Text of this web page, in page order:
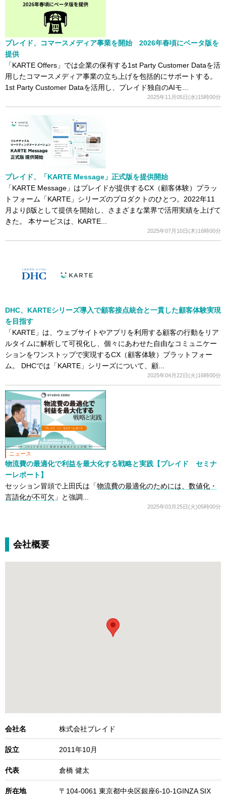
プレイド、コマースメディア事業を開始 2026年春頃にベータ版を
提供
「KARTE Offers」では企業の保有する1st Party Customer Dataを活
用したコマースメディア事業の立ち上げを包括的にサポートする。
1st Party Customer Dataを活用し、プレイド独自のAIモ...
2025年11月05日(水)15時00分
プレイド、「KARTE Message」正式版を提供開始
「KARTE Message」はプレイドが提供するCX（顧客体験）プラッ
トフォーム「KARTE」シリーズのプロダクトのひとつ。2022年11
月よりβ版として提供を開始し、さまざまな業界で活用実績を上げて
きた。 本サービスは、KARTE...
2025年07月10日(木)16時00分
DHC、KARTEシリーズ導入で顧客接点統合と一貫した顧客体験実現
を目指す
「KARTE」は、ウェブサイトやアプリを利用する顧客の行動をリア
ルタイムに解析して可視化し、個々にあわせた自由なコミュニケー
ションをワンストップで実現するCX（顧客体験）プラットフォー
ム。 DHCでは「KARTE」シリーズについて、顧...
2025年04月22日(火)16時00分
ニュース
物流費の最適化で利益を最大化する戦略と実践【プレイド セミナ
ーレポート】
セッション冒頭で上田氏は「物流費の最適化のためには、数値化・
言語化が不可欠 」と強調...
2025年03月25日(火)05時00分
会社概要
会社名 株式会社プレイド
設立 2011年10月
代表 倉橋 健太
所在地 〒104-0061 東京都中央区銀座6-10-1GINZA SIX